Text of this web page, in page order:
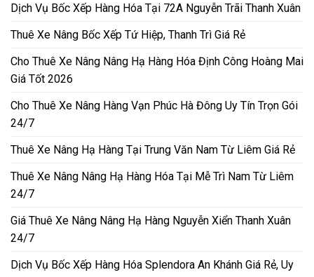
Dịch Vụ Bốc Xếp Hàng Hóa Tại 72A Nguyễn Trãi Thanh Xuân
Thuê Xe Nâng Bốc Xếp Tứ Hiệp, Thanh Trì Giá Rẻ
Cho Thuê Xe Nâng Nâng Hạ Hàng Hóa Định Công Hoàng Mai
Giá Tốt 2026
Cho Thuê Xe Nâng Hàng Vạn Phúc Hà Đông Uy Tín Trọn Gói
24/7
Thuê Xe Nâng Hạ Hàng Tại Trung Văn Nam Từ Liêm Giá Rẻ
Thuê Xe Nâng Nâng Hạ Hàng Hóa Tại Mễ Trì Nam Từ Liêm
24/7
Giá Thuê Xe Nâng Nâng Hạ Hàng Nguyễn Xiển Thanh Xuân
24/7
Dịch Vụ Bốc Xếp Hàng Hóa Splendora An Khánh Giá Rẻ, Uy